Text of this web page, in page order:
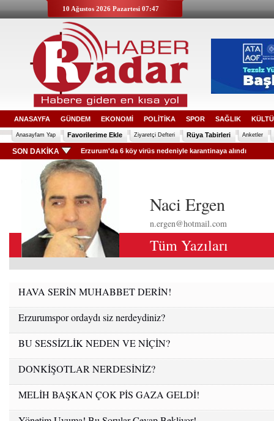
10 Ağustos 2026 Pazartesi 07:47
ANASAYFA GÜNDEM EKONOMİ POLİTİKA SPOR SAĞLIK
Anasayfam Yap Favorilerime Ekle Ziyaretçi Defteri Rüya Tabirleri Anketler
SON DAKİKA Erzurum'da 6 köy virüs nedeniyle karantinaya alındı
Naci Ergen
n.ergen@hotmail.com
Tüm Yazıları
HAVA SERİN MUHABBET DERİN!
Erzurumspor ordaydı siz nerdeydiniz?
BU SESSİZLİK NEDEN VE NİÇİN?
DONKİŞOTLAR NERDESİNİZ?
MELİH BAŞKAN ÇOK PİS GAZA GELDİ!